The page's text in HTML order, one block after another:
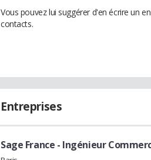
Vous pouvez lui suggérer d'en écrire un
contacts.
Entreprises
Sage France - Ingénieur